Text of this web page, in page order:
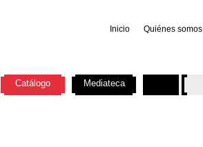
Inicio Quiénes somos
Catálogo Mediateca